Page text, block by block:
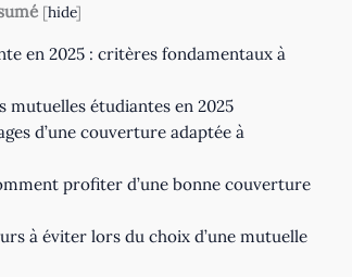
[hide]
en 2025 : critères fondamentaux à
mutuelles étudiantes en 2025
d’une couverture adaptée à
profiter d’une bonne couverture
à éviter lors du choix d’une mutuelle